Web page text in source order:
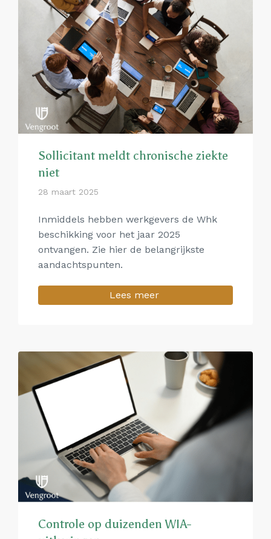
Sollicitant meldt chronische ziekte
niet
28 maart 2025
Inmiddels hebben werkgevers de Whk
beschikking voor het jaar 2025
ontvangen. Zie hier de belangrijkste
aandachtspunten.
Lees meer
Controle op duizenden WIA-